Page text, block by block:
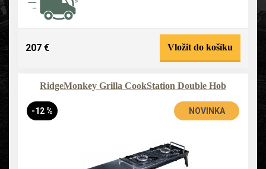
207 € Vložit do košíku
RidgeMonkey Grilla CookStation Double Hob
-12 % NOVINKA